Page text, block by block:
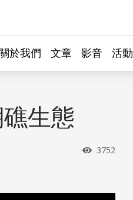
關於我們 文章 影音 活動
生態
瀏覽次數
3752